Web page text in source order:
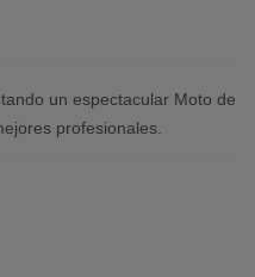
un espectacular Moto de
profesionales.